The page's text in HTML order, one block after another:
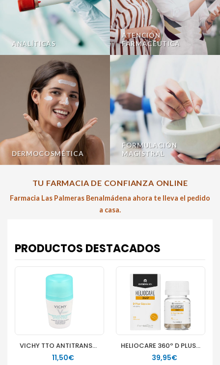
ANALÍTICAS
ATENCIÓN
FARMACÉUTICA
DERMOCOSMÉTICA
FORMULACIÓN
MAGISTRAL
TU FARMACIA DE CONFIANZA ONLINE
Farmacia Las Palmeras Benalmádena ahora te lleva el pedido
a casa.